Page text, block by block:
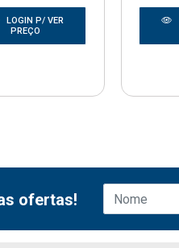
LOGIN P/ VER
PREÇO
ofertas!